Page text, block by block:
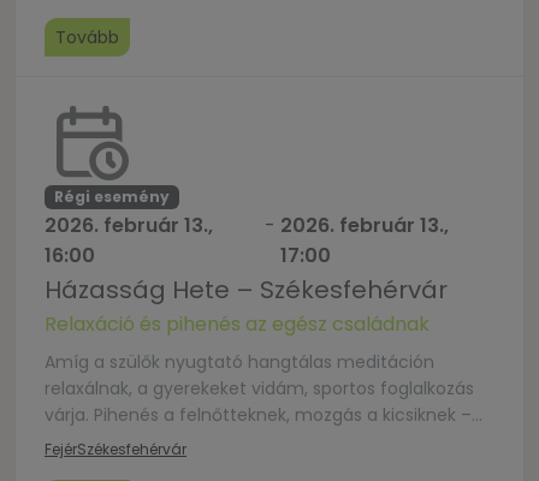
őrizhető meg a szülői higgadtság akkor is, amikor a
helyzet feszültté válik? Az „Az érzelmek GPS-e” című
foglalkozás, ahol […]
Tovább
Régi esemény
2026. február 13.,
16:00
- 2026. február 13.,
17:00
Házasság Hete – Székesfehérvár
Relaxáció és pihenés az egész családnak
Amíg a szülők nyugtató hangtálas meditáción
relaxálnak, a gyerekeket vidám, sportos foglalkozás
várja. Pihenés a felnőtteknek, mozgás a kicsiknek –
mindenki feltöltődik! Hangtálas eseményt vezeti:
FejérSzékesfehérvár